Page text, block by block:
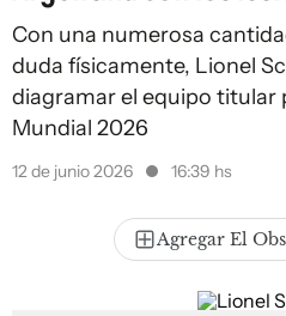
Con una numerosa
duda físicamente, Lionel
diagramar el equipo titular
Mundial 2026
12 de junio 2026 16:39 hs
Agregar El